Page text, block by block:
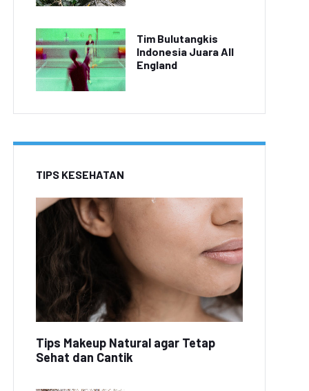
Tim Bulutangkis
Indonesia Juara All
England
TIPS KESEHATAN
Tips Makeup Natural agar Tetap
Sehat dan Cantik